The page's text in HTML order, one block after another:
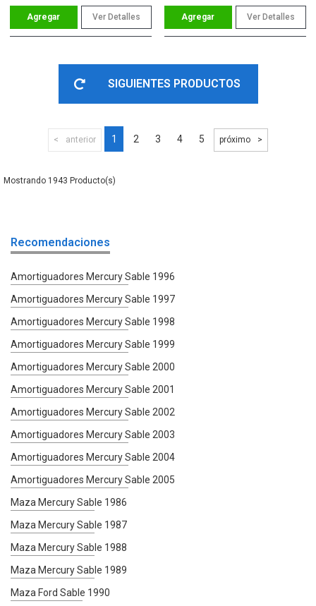
Ver Detalles Ver Detalles
SIGUIENTES PRODUCTOS
anterior 1 2 3 4 5 próximo
1943
Recomendaciones
Amortiguadores Mercury Sable 1996
Amortiguadores Mercury Sable 1997
Amortiguadores Mercury Sable 1998
Amortiguadores Mercury Sable 1999
Amortiguadores Mercury Sable 2000
Amortiguadores Mercury Sable 2001
Amortiguadores Mercury Sable 2002
Amortiguadores Mercury Sable 2003
Amortiguadores Mercury Sable 2004
Amortiguadores Mercury Sable 2005
Maza Mercury Sable 1986
Maza Mercury Sable 1987
Maza Mercury Sable 1988
Maza Mercury Sable 1989
Maza Ford Sable 1990